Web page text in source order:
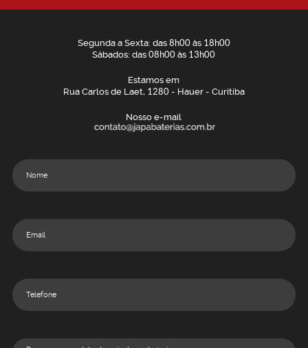
Segunda a Sexta: das 8h00às 18h00
Sábados: das08h00 às 13h00
Estamos em
Rua Carlos de Laet, 1280- Hauer - Curitiba
Nosso e-mail